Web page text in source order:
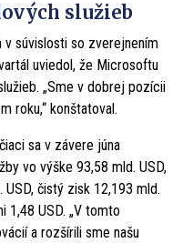
služieb
v súvislosti so zverejnením
uviedol, že Microsoftu
„Sme v dobrej pozícii
roku,“ konštatoval.
sa v závere júna
vo výške 93,58 mld. USD,
čistý zisk 12,193 mld.
1,48 USD. „V tomto
a rozšírili sme našu